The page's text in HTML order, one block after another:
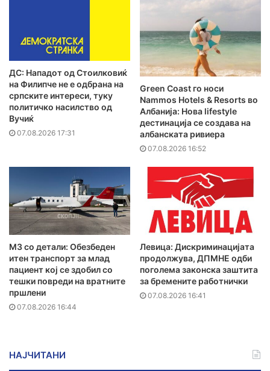
ДС: Нападот од Стоилковиќ
на Филипче не е одбрана на
српските интереси, туку
политичко насилство од
Вучиќ
07.08.2026 17:31
Green Coast го носи
Nammos Hotels & Resorts во
Албанија: Нова lifestyle
дестинација се создава на
албанската ривиера
07.08.2026 16:52
MЗ со детали: Обезбеден
итен транспорт за млад
пациент кој се здобил со
тешки повреди на вратните
пршлени
07.08.2026 16:44
Левица: Дискриминацијата
продолжува, ДПМНЕ одби
поголема законска заштита
за бремените работнички
07.08.2026 16:41
НАЈЧИТАНИ